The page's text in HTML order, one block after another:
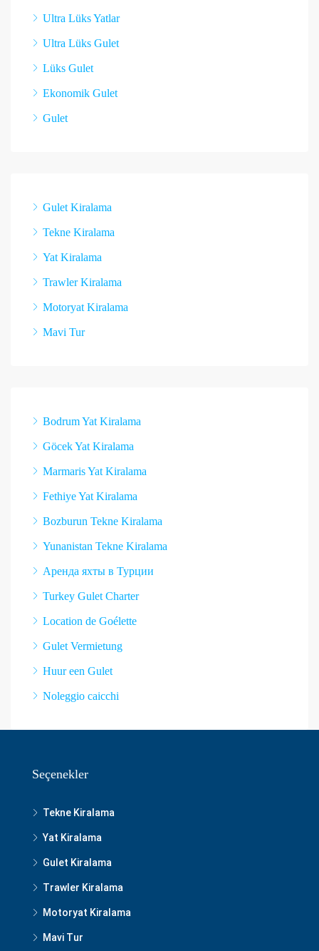
Ultra Lüks Yatlar
Ultra Lüks Gulet
Lüks Gulet
Ekonomik Gulet
Gulet
Gulet Kiralama
Tekne Kiralama
Yat Kiralama
Trawler Kiralama
Motoryat Kiralama
Mavi Tur
Bodrum Yat Kiralama
Göcek Yat Kiralama
Marmaris Yat Kiralama
Fethiye Yat Kiralama
Bozburun Tekne Kiralama
Yunanistan Tekne Kiralama
Аренда яхты в Турции
Turkey Gulet Charter
Location de Goélette
Gulet Vermietung
Huur een Gulet
Noleggio caicchi
Seçenekler
Tekne Kiralama
Yat Kiralama
Gulet Kiralama
Trawler Kiralama
Motoryat Kiralama
Mavi Tur